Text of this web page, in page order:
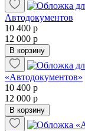
Автодокументов
10 400 р
12 000 р
В корзину
«Автодокументов»
10 400 р
12 000 р
В корзину